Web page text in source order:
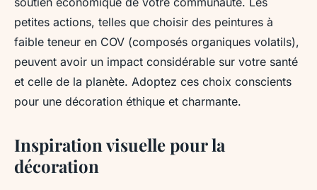
petites actions, telles que choisir des peintures à
faible teneur en COV (composés organiques volatils),
peuvent avoir un impact considérable sur votre santé
et celle de la planète. Adoptez ces choix conscients
pour une décoration éthique et charmante.
Inspiration visuelle pour la
décoration